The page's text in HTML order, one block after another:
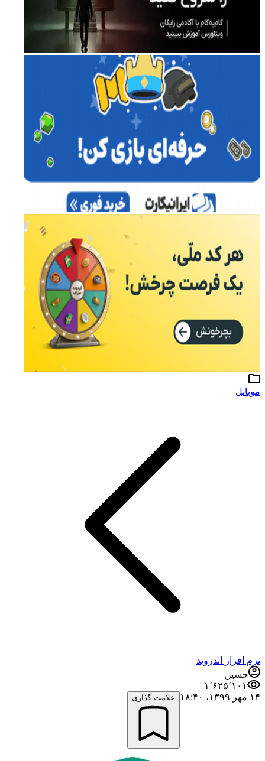
موبایل
نرم افزار اندروید
حسین
۱٬۶۲۵٬۱۰۱
۱۴ مهر ۱۳۹۹،‏ ۱۸:۴۰
علامت گذاری